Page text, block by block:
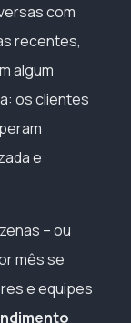
com
recentes,
algum
os clientes
e
– ou
mês se
e equipes